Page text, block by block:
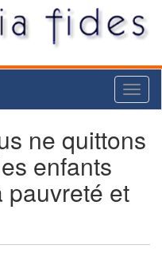
ne quittons
enfants
pauvreté et